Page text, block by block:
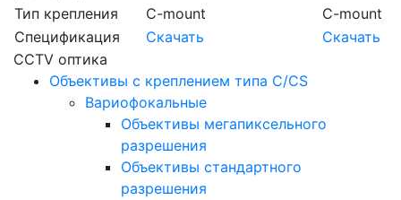
Тип крепления
C-mount
C-mount
Спецификация
Скачать
Скачать
CCTV оптика
Объективы с креплением типа C/CS
Вариофокальные
Объективы мегапиксельного
разрешения
Объективы стандартного
разрешения